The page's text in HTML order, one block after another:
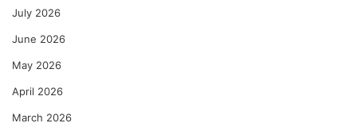
July 2026
June 2026
May 2026
April 2026
March 2026